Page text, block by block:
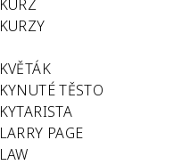
KURZ
KURZY
KVĚTÁK
KYNUTÉ TĚSTO
KYTARISTA
LARRY PAGE
LAW